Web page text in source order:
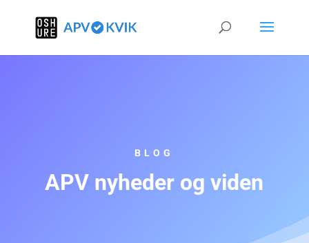
BLOG
APV nyheder og viden